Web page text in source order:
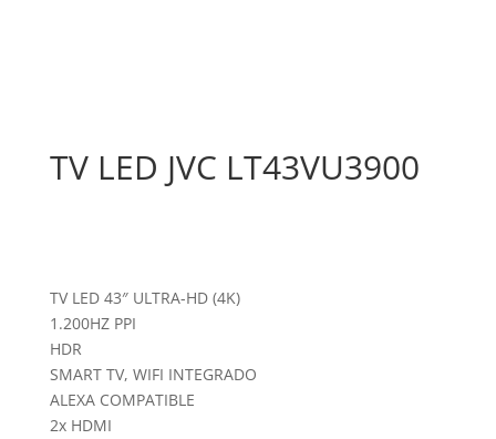
TV LED JVC LT43VU3900
TV LED 43″ ULTRA-HD (4K)
1.200HZ PPI
HDR
SMART TV, WIFI INTEGRADO
ALEXA COMPATIBLE
2x HDMI